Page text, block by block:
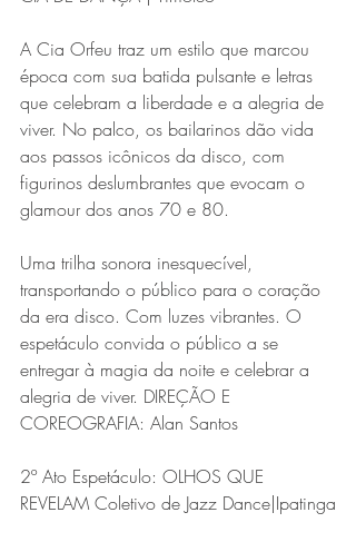
shows em Ipatinga com Flávio
Venturini
A Cia Orfeu traz um estilo que marcou
época com sua batida pulsante e letras
que celebram a liberdade e a alegria de
viver. No palco, os bailarinos dão vida
aos passos icônicos da disco, com
figurinos deslumbrantes que evocam o
glamour dos anos 70 e 80.
Uma trilha sonora inesquecível,
transportando o público para o coração
da era disco. Com luzes vibrantes. O
espetáculo convida o público a se
entregar à magia da noite e celebrar a
alegria de viver. DIREÇÃO E
COREOGRAFIA: Alan Santos
2º Ato Espetáculo: OLHOS QUE
REVELAM Coletivo de Jazz Dance|Ipatinga